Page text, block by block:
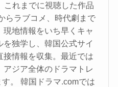
これまでに視聴した作品
らラブコメ、時代劇まで
地情報をいち早くキャ
独学し、韓国公式サイ
接情報を収集。最近では
ジア全体のドラマトレ
。 韓国ドラマ.comでは